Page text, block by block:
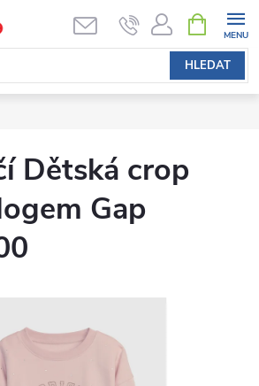
HLEDAT
NÁKUPNÍ
KOŠÍK
Dětská crop
Gap